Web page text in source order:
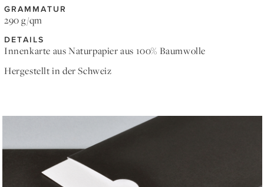
GRAMMATUR
290 g/qm
DETAILS
Innenkarte aus Naturpapier aus 100% Baumwolle
Hergestellt in der Schweiz